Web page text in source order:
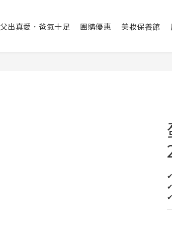
父出真愛．爸氣十足 團購優惠 美妝保養館